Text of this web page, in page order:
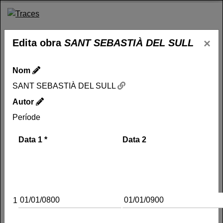
Skip
content
Entra
SANT SEBASTIÀ
DEL SULL
Edita obra SANT SEBASTIÀ DEL SULL ×
Nom
SANT SEBASTIÀ DEL SULL
Autor
Període
Data 1 * Data 2
1
Siglo VIII - 01/01/0900